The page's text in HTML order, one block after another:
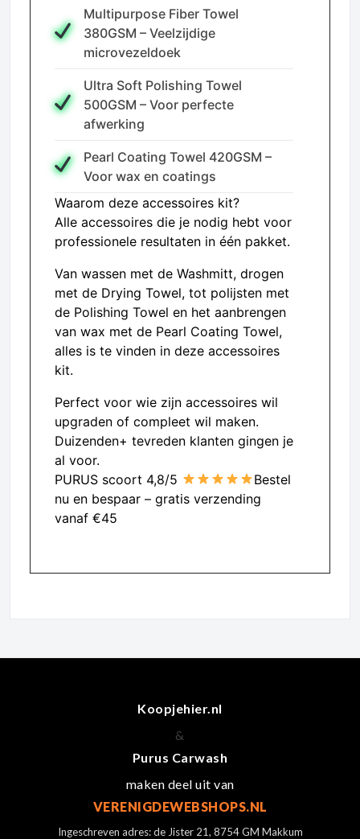
Multipurpose Fiber Towel
380GSM – Veelzijdige
microvezeldoek
Ultra Soft Polishing Towel
500GSM – Voor perfecte
afwerking
Pearl Coating Towel 420GSM –
Voor wax en coatings
Waarom deze accessoires kit?
Alle accessoires die je nodig hebt voor
professionele resultaten in één pakket.
Van wassen met de Washmitt, drogen
met de Drying Towel, tot polijsten met
de Polishing Towel en het aanbrengen
van wax met de Pearl Coating Towel,
alles is te vinden in deze accessoires
kit.
Perfect voor wie zijn accessoires wil
upgraden of compleet wil maken.
Duizenden+ tevreden klanten gingen je
al voor.
PURUS scoort 4,8/5
Bestel
nu en bespaar – gratis verzending
vanaf €45
Koopjehier.nl
&
Purus Carwash
maken deel uit van
VERENIGDEWEBSHOPS.NL
Ingeschreven adres: de Jister 21, 8754 GM Makkum